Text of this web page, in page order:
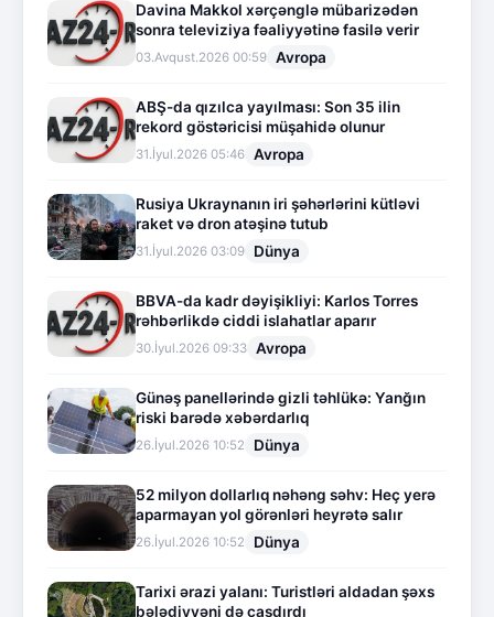
Davina Makkol xərçənglə mübarizədən
sonra televiziya fəaliyyətinə fasilə verir
03.Avqust.2026 00:59 Avropa
ABŞ-da qızılca yayılması: Son 35 ilin
rekord göstəricisi müşahidə olunur
31.İyul.2026 05:46 Avropa
Rusiya Ukraynanın iri şəhərlərini kütləvi
raket və dron atəşinə tutub
31.İyul.2026 03:09 Dünya
BBVA-da kadr dəyişikliyi: Karlos Torres
rəhbərlikdə ciddi islahatlar aparır
30.İyul.2026 09:33 Avropa
Günəş panellərində gizli təhlükə: Yanğın
riski barədə xəbərdarlıq
26.İyul.2026 10:52 Dünya
52 milyon dollarlıq nəhəng səhv: Heç yerə
aparmayan yol görənləri heyrətə salır
26.İyul.2026 10:52 Dünya
Tarixi ərazi yalanı: Turistləri aldadan şəxs
bələdiyyəni də çaşdırdı